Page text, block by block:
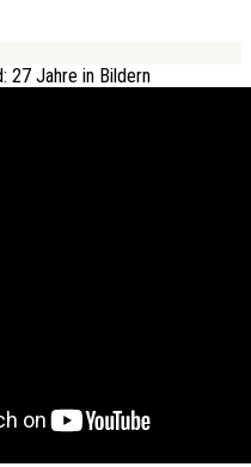
27 Jahre in Bildern